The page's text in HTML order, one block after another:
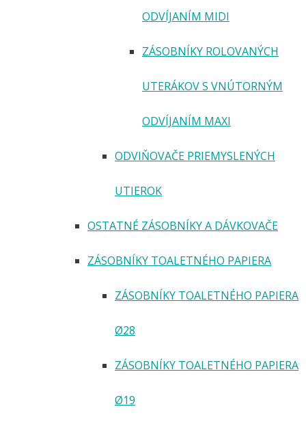
ODVÍJANÍM MIDI
ZÁSOBNÍKY ROLOVANÝCH
UTERÁKOV S VNÚTORNÝM
ODVÍJANÍM MAXI
ODVIŇOVAČE PRIEMYSLENÝCH
UTIEROK
OSTATNÉ ZÁSOBNÍKY A DÁVKOVAČE
ZÁSOBNÍKY TOALETNÉHO PAPIERA
ZÁSOBNÍKY TOALETNÉHO PAPIERA
Ø28
ZÁSOBNÍKY TOALETNÉHO PAPIERA
Ø19